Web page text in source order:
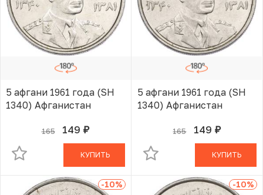
5 афгани 1961 года (SH
1340) Афганистан
165 149 руб.
В КОРЗИНЕ
КУПИТЬ
5 афгани 1961 года (SH
1340) Афганистан
165 149 руб.
В КОРЗИНЕ
КУПИТЬ
-10% -10%